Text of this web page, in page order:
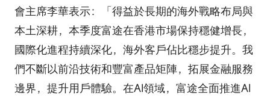
會主席李華表示：「得益於長期的海外戰略布局與
本土深耕，本季度富途在香港市場保持穩健增長，
國際化進程持續深化，海外客戶佔比穩步提升。我
們不斷以前沿技術和豐富產品矩陣，拓展金融服務
邊界，提升用戶體驗。在AI領域，富途全面推進AI